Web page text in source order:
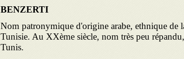
BENZERTI
Nom patronymique d'origine arabe, ethnique de
Tunisie. Au XXème siècle, nom très peu
Tunis.